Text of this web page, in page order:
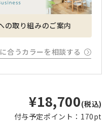
の取り組みのご案内
合うカラーを相談する
¥18,700(税込)
付与予定ポイント： 170pt